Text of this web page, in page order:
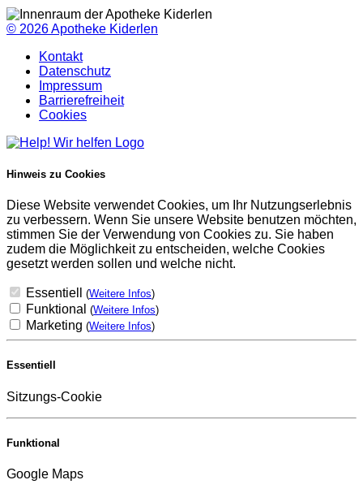
© 2026Apotheke Kiderlen
Kontakt
Datenschutz
Impressum
Barrierefreiheit
Cookies
Hinweis zu Cookies
Diese Website verwendet Cookies, um Ihr Nutzungserlebnis
zu verbessern. Wenn Sie unsere Website benutzen möchten,
stimmen Sie der Verwendung von Cookies zu. Sie haben
zudem die Möglichkeit zu entscheiden, welche Cookies
gesetzt werden sollen und welche nicht.
Essentiell (Weitere Infos)
Funktional (Weitere Infos)
Marketing (Weitere Infos)
Essentiell
Sitzungs-Cookie
Funktional
Google Maps